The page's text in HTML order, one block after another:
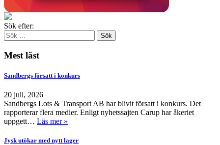
Sök efter:
Mest läst
Sandbergs försatt i konkurs
20 juli, 2026
Sandbergs Lots & Transport AB har blivit försatt i konkurs. Det
rapporterar flera medier. Enligt nyhetssajten Carup har åkeriet
uppgett… Läs mer »
Jysk utökar med nytt lager